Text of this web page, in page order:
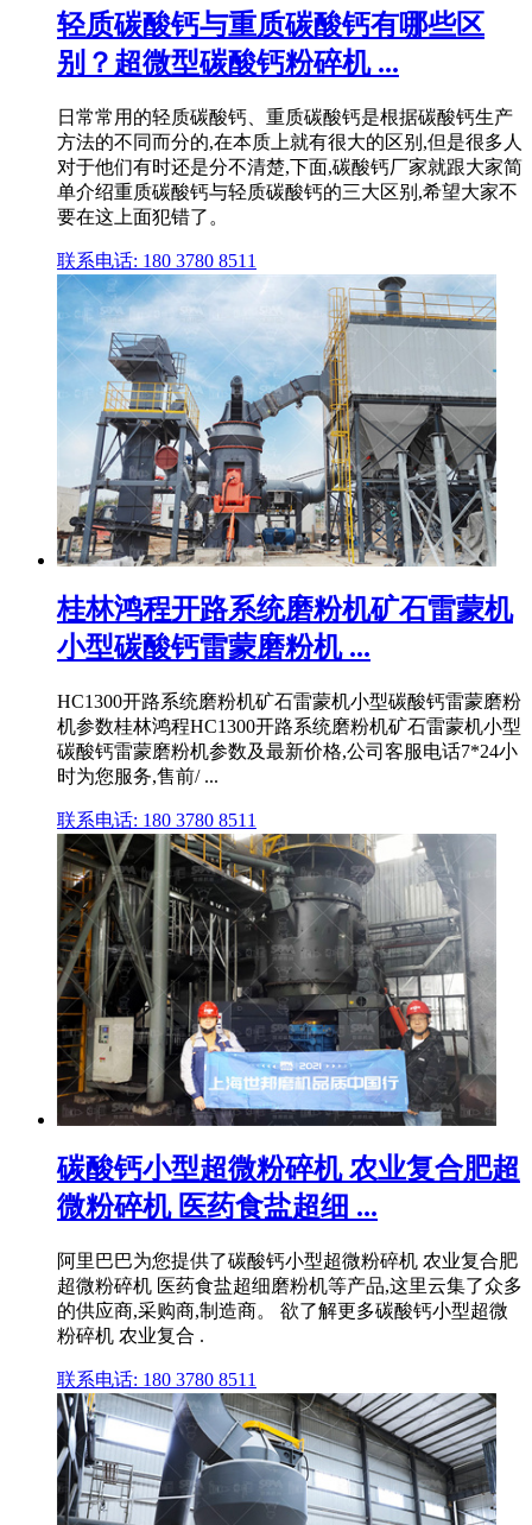
轻质碳酸钙与重质碳酸钙有哪些区
别？超微型碳酸钙粉碎机 ...
日常常用的轻质碳酸钙、重质碳酸钙是根据碳酸钙生产
方法的不同而分的,在本质上就有很大的区别,但是很多人
对于他们有时还是分不清楚,下面,碳酸钙厂家就跟大家简
单介绍重质碳酸钙与轻质碳酸钙的三大区别,希望大家不
要在这上面犯错了。
联系电话: 180 3780 8511
桂林鸿程开路系统磨粉机矿石雷蒙机
小型碳酸钙雷蒙磨粉机 ...
HC1300开路系统磨粉机矿石雷蒙机小型碳酸钙雷蒙磨粉
机参数桂林鸿程HC1300开路系统磨粉机矿石雷蒙机小型
碳酸钙雷蒙磨粉机参数及最新价格,公司客服电话7*24小
时为您服务,售前/ ...
联系电话: 180 3780 8511
碳酸钙小型超微粉碎机 农业复合肥超
微粉碎机 医药食盐超细 ...
阿里巴巴为您提供了碳酸钙小型超微粉碎机 农业复合肥
超微粉碎机 医药食盐超细磨粉机等产品,这里云集了众多
的供应商,采购商,制造商。 欲了解更多碳酸钙小型超微
粉碎机 农业复合 .
联系电话: 180 3780 8511